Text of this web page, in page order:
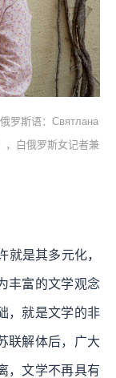
罗斯语：Святлана
，白俄罗斯女记者兼
就是其多元化，
丰富的文学观念
，就是文学的非
联解体后，广大
，文学不再具有